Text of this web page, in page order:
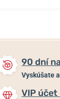
90 dní
Vyskúšate
VIP účet